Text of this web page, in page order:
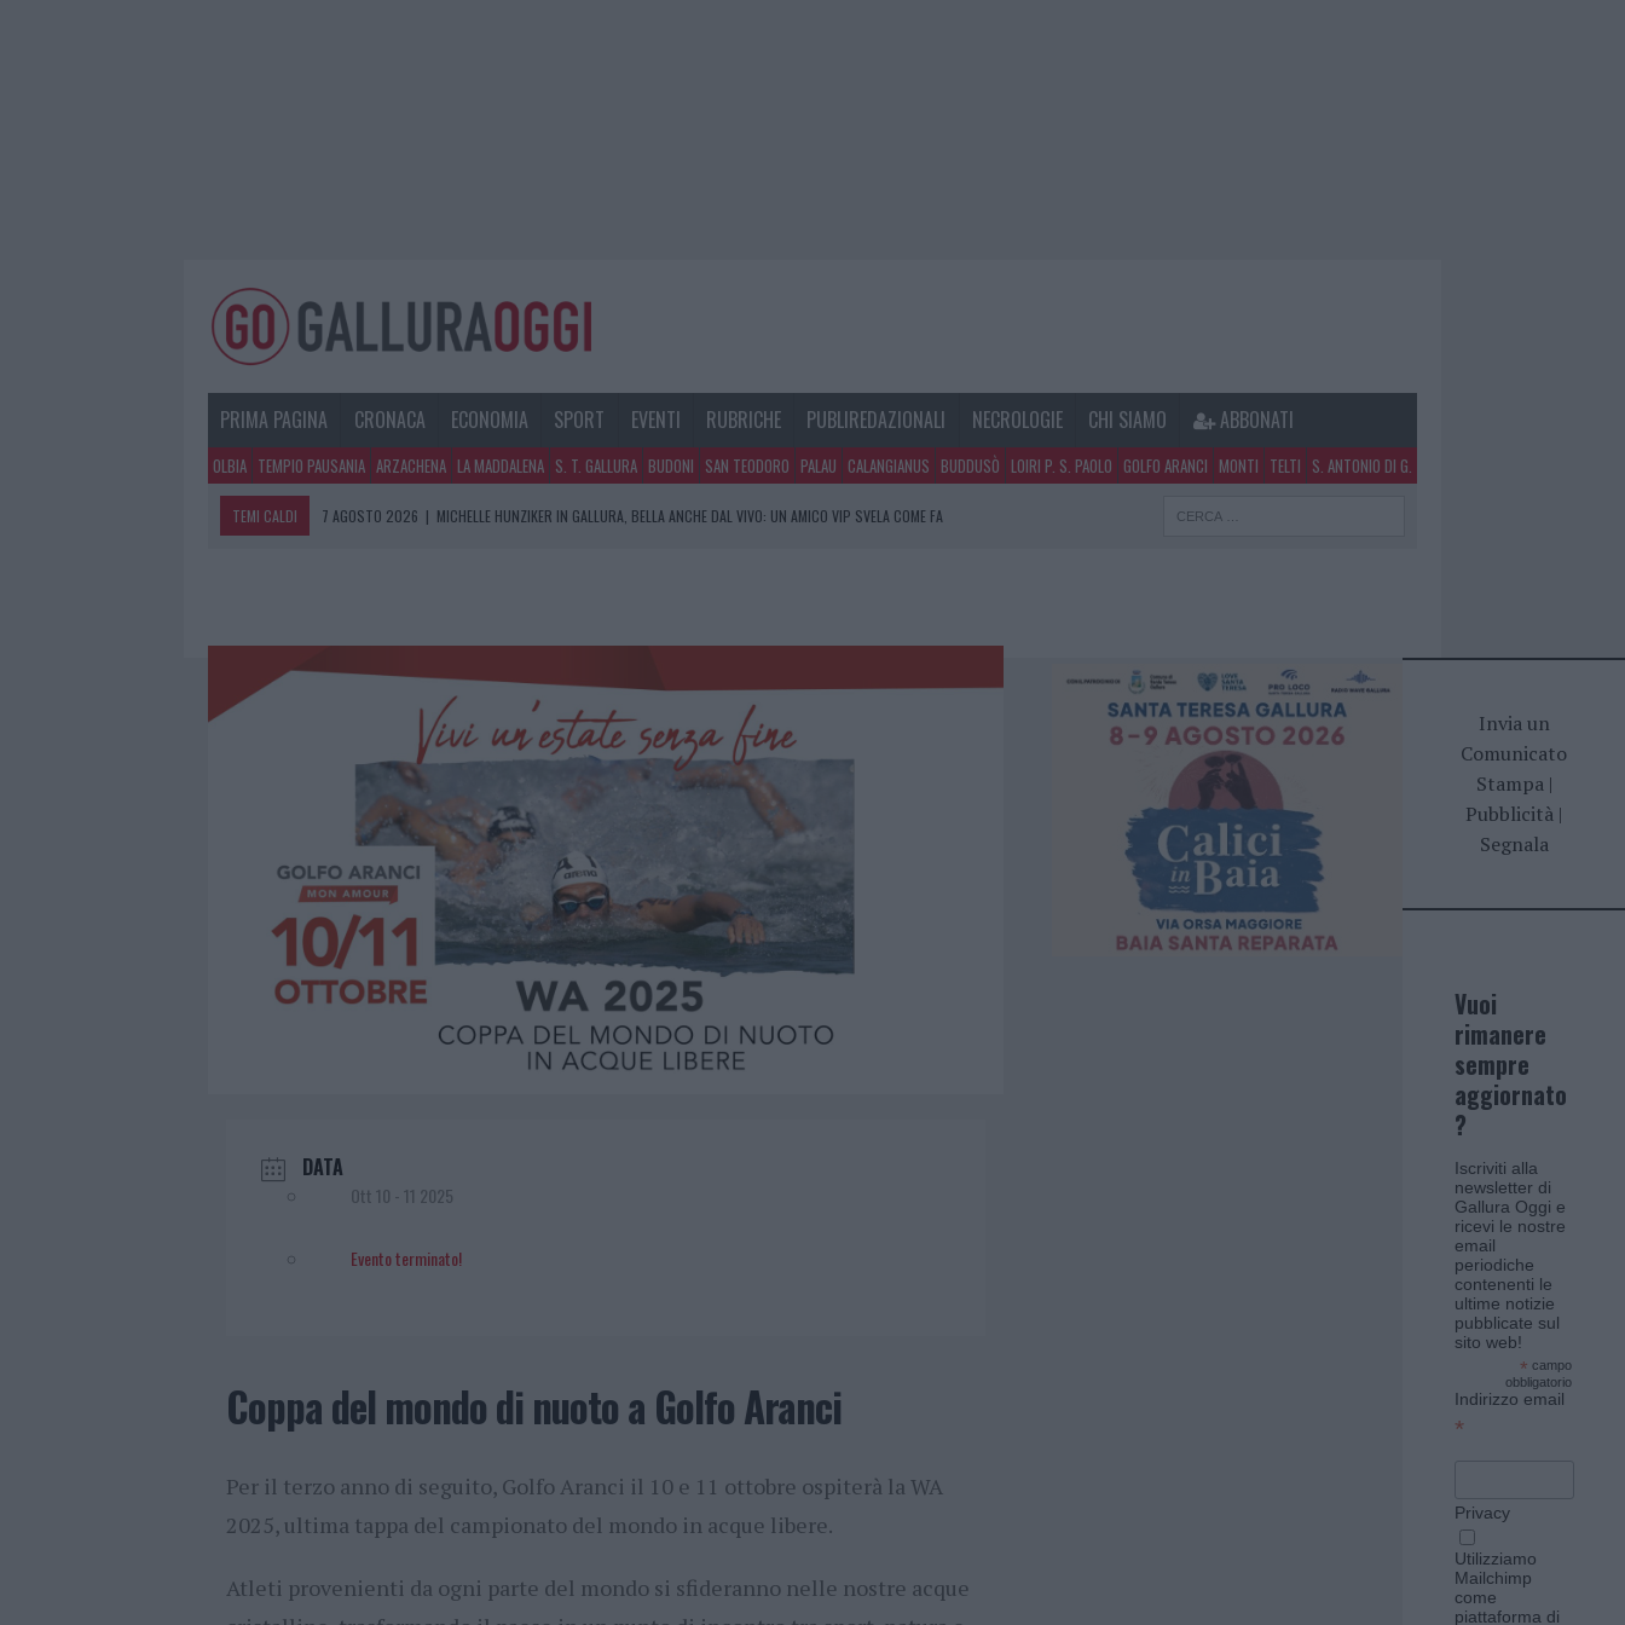
PRIMA PAGINA CRONACA ECONOMIA SPORT EVENTI RUBRICHE PUBLIREDAZIONALI NECROLOGIE CHI SIAMO ABBONATI
OLBIA TEMPIO PAUSANIA ARZACHENA LA MADDALENA S. T. GALLURA BUDONI SAN TEODORO PALAU CALANGIANUS BUDDUSÒ LOIRI P. S. PAOLO GOLFO ARANCI MONTI TELTI S. ANTONIO DI G.
TEMI CALDI 7 AGOSTO 2026 | MICHELLE HUNZIKER IN GALLURA, BELLA ANCHE DAL VIVO: UN AMICO VIP SVELA COME FA
7 AGOSTO 2026 | LE PREVISIONI METEO PER IL WEEKEND A OLBIA E IN GALLURA
DATA
Ott 10 - 11 2025
Evento terminato!
Coppa del mondo di nuoto a Golfo Aranci
Per il terzo anno di seguito, Golfo Aranci il 10 e 11 ottobre ospiterà la WA
2025, ultima tappa del campionato del mondo in acque libere.
Atleti provenienti da ogni parte del mondo si sfideranno nelle nostre acque
Invia un
Comunicato
Stampa|
Pubblicità |
Segnala
Vuoi
rimanere
sempre
aggiornato
?
Iscriviti alla
newsletter di
Gallura Oggi e
ricevi le nostre
email
periodiche
contenenti le
ultime notizie
pubblicate sul
sito web!
* campo
obbligatorio
Indirizzo email
*
Privacy
Utilizziamo
Mailchimp
come
piattaforma di